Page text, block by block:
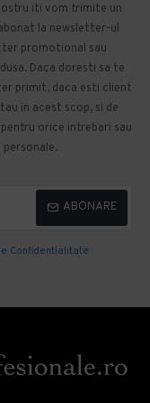
iti vom trimite un
la newsletter-ul
promotional sau
Daca doresti sa te
primit, daca esti client
in acest scop, si de
orice intrebari sau
ABONARE
Confidentialitate